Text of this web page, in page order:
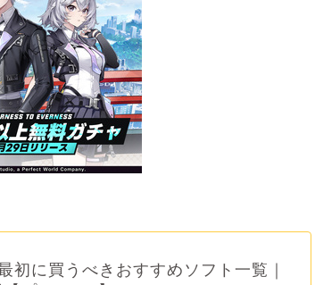
初に買うべきおすすめソフト一覧｜